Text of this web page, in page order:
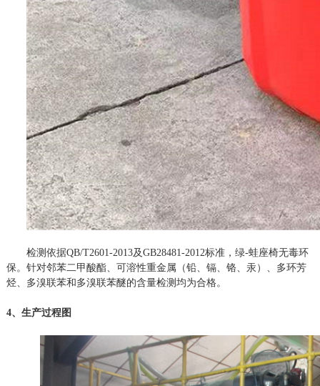
检测依据QB/T2601-2013及GB28481-2012标准，绿-蛙座椅无毒环
保。针对邻苯二甲酸酯、可溶性重金属（铅、镉、铬、汞）、多环芳
烃、多溴联苯和多溴联苯醚的含量检测均为合格。
4、生产过程图